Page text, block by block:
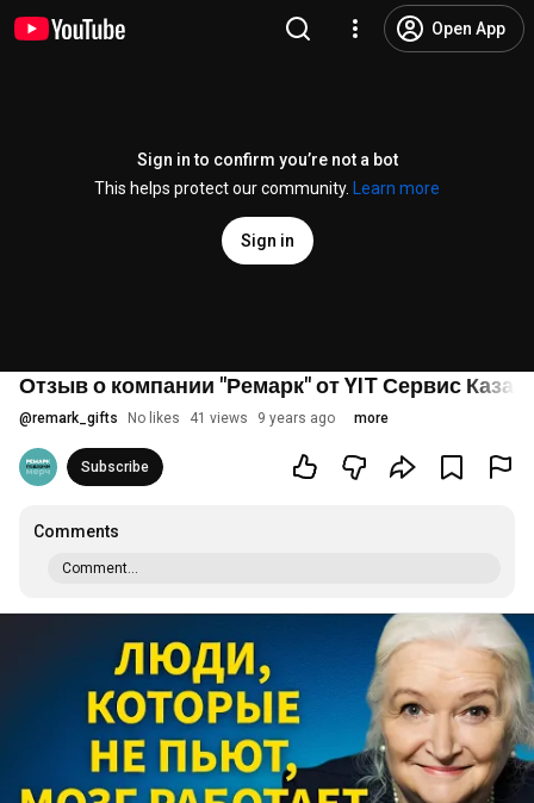
Open App
Sign in to confirm you’re not a bot
This helps protect our community.
Learn more
Sign in
Отзыв о компании "Ремарк" от YIT Сервис
@remark_gifts No likes 41 views 9 years ago more
Subscribe
Comments
Comment...